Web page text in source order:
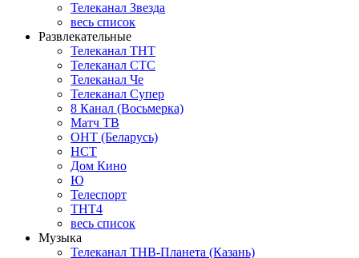
Телеканал Звезда
весь список
Развлекательные
Телеканал ТНТ
Телеканал СТС
Телеканал Че
Телеканал Супер
8 Канал (Восьмерка)
Матч ТВ
ОНТ (Беларусь)
НСТ
Дом Кино
Ю
Телеспорт
ТНТ4
весь список
Музыка
Телеканал ТНВ-Планета (Казань)